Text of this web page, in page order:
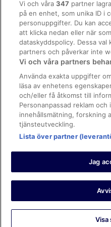
Regler och villkor för Vrbo
Tillgänglighetsanpassning
Juridisk information/Kontakta oss
Riktlinjer för innehåll och anmäla
Hjälp
Kontakta oss
Avboka eller ändra din bokning
Boka ett flyg med
Återbetalningsprocess och
© 2026 Expedia, Inc., ett företag
https://www.expediagroup.com/
varumärke eller registrerat
Vi och våra347 partner
på en enhet, som unika ID i
personuppgifter. Du kan
att klicka nedan eller när
dataskyddspolicy. Dessa val
partners och påverkar inte
Vi och våra partners
Använda exakta uppgifter
läsa av enhetens
och/eller få åtkomst till
Personanpassad reklam och
innehållsmätning, forskning
tjänsteutveckling.
Lista över partner
Jag
Visa